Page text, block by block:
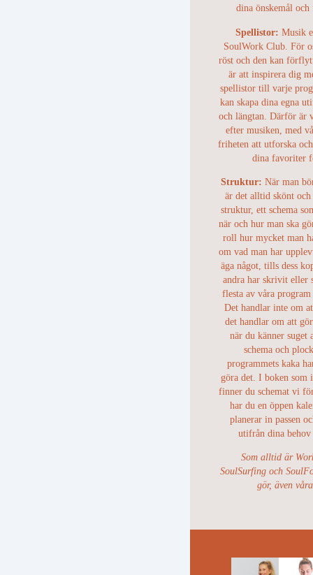
dina önskemål
Spellistor: Musik
SoulWork Club. För
röst och den kan
är att inspirera dig
spellistor till varje
kan skapa dina egna
och längtan. Därför är
efter musiken, med
friheten att utforska
dina favoriter
Struktur: När man
är det alltid skönt
struktur, ett schema
när och hur man ska
roll hur mycket man
om vad man har
äga något, tills dess
andra har skrivit eller
flesta av våra
Det handlar inte om
det handlar om att
när du känner suget
schema och
programmets kaka
göra det. I boken som
finner du schemat vi
har du en öppen
planerar in passen
utifrån dina behov
Som alltid är
SoulSurfing och
gör, även